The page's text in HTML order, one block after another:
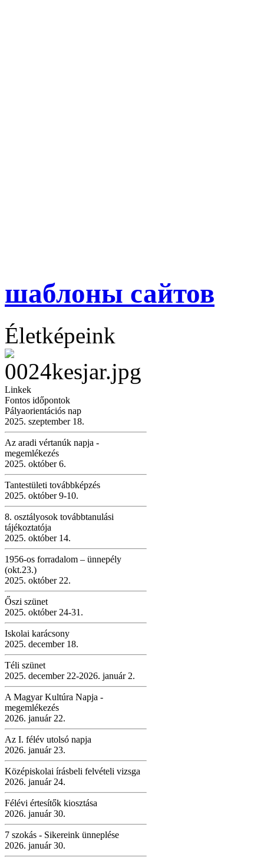
шаблоны сайтов
Életképeink
Linkek
Fontos időpontok
Pályaorientációs nap
2025. szeptember 18.
Az aradi vértanúk napja -
megemlékezés
2025. október 6.
Tantestületi továbbképzés
2025. október 9-10.
8. osztályosok továbbtanulási
tájékoztatója
2025. október 14.
1956-os forradalom – ünnepély
(okt.23.)
2025. október 22.
Őszi szünet
2025. október 24-31.
Iskolai karácsony
2025. december 18.
Téli szünet
2025. december 22-2026. január 2.
A Magyar Kultúra Napja -
megemlékezés
2026. január 22.
Az I. félév utolsó napja
2026. január 23.
Középiskolai írásbeli felvételi vizsga
2026. január 24.
Félévi értesítők kiosztása
2026. január 30.
7 szokás - Sikereink ünneplése
2026. január 30.